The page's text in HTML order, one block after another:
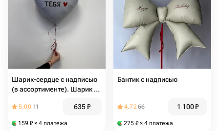
Шарик-сердце с надписью
(в ассортименте). Шарик с
гелиевый шар
5.00 11 635₽
159 ₽ × 4 платежа
Бантик с надписью
4.7266 1 100₽
275 ₽ × 4 платежа